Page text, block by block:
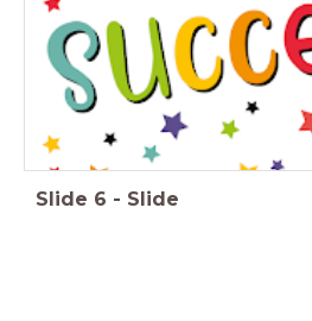
Slide 6 - Slide